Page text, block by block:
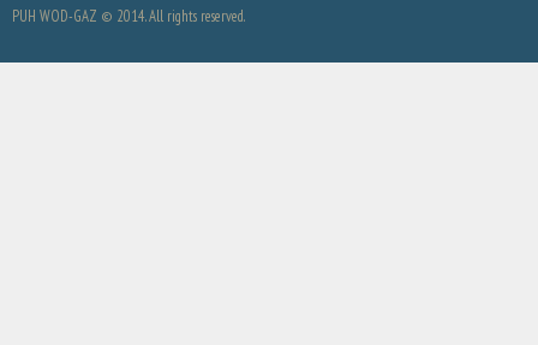
PUH WOD-GAZ © 2014. All rights reserved.